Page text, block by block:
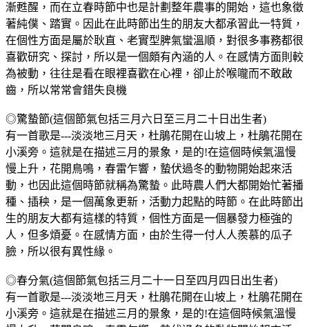
漸甦醒，而在立春時節中也是計劃整年農事的開始，這也象徵
著純僕、踏實。因此在此時節出生的朋友大都承習此一特質，
在個性方面是屬於耿直、老實型脾氣蠻溫順，對很多事務都很
喜歡研究、探討，所以是一個頗有內涵的人。在感情方面則較
為被動，往往是看在眼裡喜歡在心裡，卻止於喉嚨而不敢啟
齒，所以常常會錯失良機
◎驚蟄節(這個節氣包括三月六日至三月二十日出生者)
有一首歌是---淡淡地三月天，杜鵑花開在山坡上，杜鵑花開在
小溪旁。這就是在描述三月的景象，是的!在這個時候氣溫慢
慢上升，花開鳥鳴，春雷乍響，蟄伏過冬的動物開始起來活
動，也因此這個時節就稱為驚蟄。此時農人們大都開始忙著播
種、插秧，是一個萬象更新，活動力起點的時節。在此時節出
生的朋友大都有這樣的特質，個性方面是一個暴發力極強的
人，但多煩憂。在感情方面，由於生得一付人人羨慕的瓜子
臉，所以很有異性緣。
◎春分氣(這個節氣包括三月二十一日至四月四日出生者)
有一首歌是---淡淡地三月天，杜鵑花開在山坡上，杜鵑花開在
小溪旁。這就是在描述三月的景象，是的!在這個時候氣溫慢